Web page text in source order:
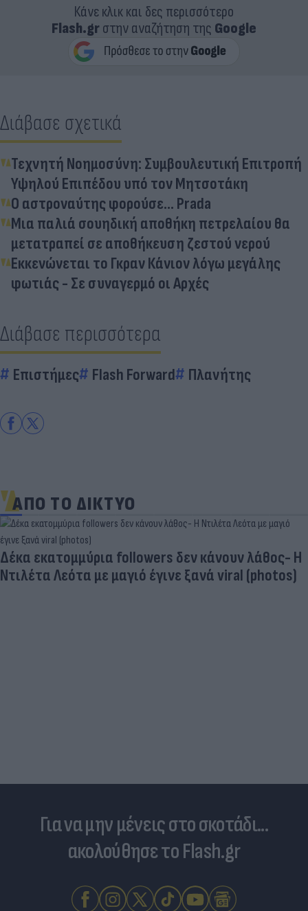
Κάνε κλικ και δες περισσότερο
Flash.grστην αναζήτηση της Google
Διάβασε σχετικά
Τεχνητή Νοημοσύνη: Συμβουλευτική Επιτροπή
Υψηλού Επιπέδου υπό τον Μητσοτάκη
Ο αστροναύτης φορούσε… Prada
Μια παλιά σουηδική αποθήκη πετρελαίου θα
μετατραπεί σε αποθήκευση ζεστού νερού
Εκκενώνεται το Γκραν Κάνιον λόγω μεγάλης
φωτιάς - Σε συναγερμό οι Αρχές
Διάβασε περισσότερα
Επιστήμες Flash Forward Πλανήτης
ΑΠΟ ΤΟ ΔΙΚΤΥΟ
Δέκα εκατομμύρια followers δεν κάνουν λάθος- Η
Ντιλέτα Λεότα με μαγιό έγινε ξανά viral (photos)
Για να μην μένεις στο σκοτάδι...
ακολούθησε το Flash.gr